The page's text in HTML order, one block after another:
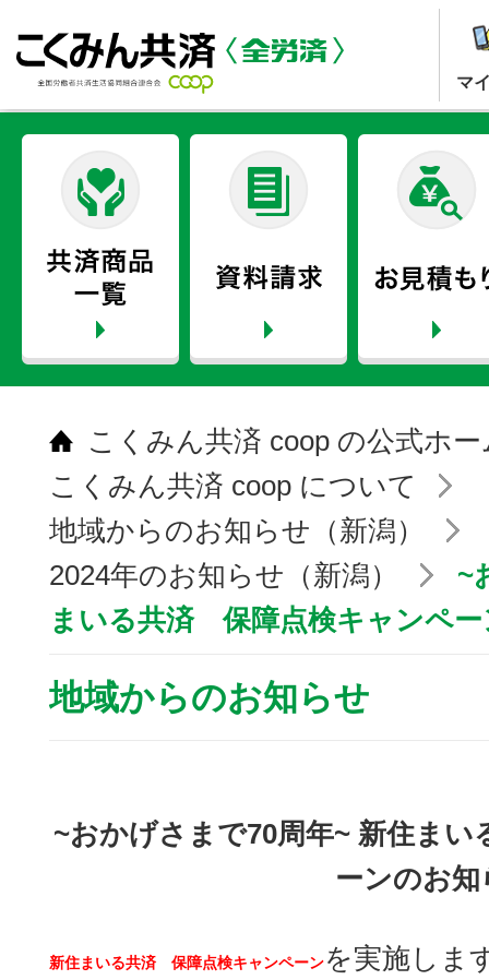
マ
こくみん共済 coop の公式ホ
こくみん共済 coop について
地域からのお知らせ（新潟）
2024年のお知らせ（新潟）
~
まいる共済 保障点検キャンペー
地域からのお知らせ
~おかげさまで70周年~ 新住ま
ーンのお知
新住まいる共済 保障点検キャンペーンを実施しま